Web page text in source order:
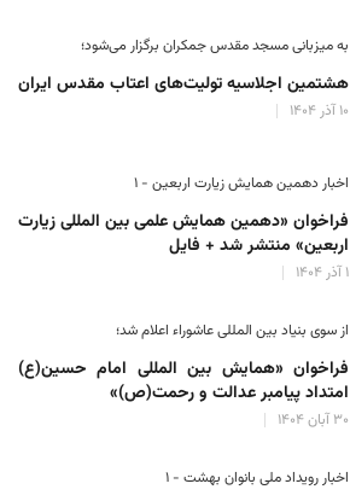
به میزبانی مسجد مقدس جمکران برگزار می‌شود؛
هشتمین اجلاسیه تولیت‌های اعتاب مقدس ایران
۱۰ آذر ۱۴۰۴
اخبار دهمین همایش زیارت اربعین - ۱
فراخوان «دهمین همایش علمی بین المللی زیارت
اربعین» منتشر شد + فایل
۱ آذر ۱۴۰۴
از سوی بنیاد بین المللی عاشوراء اعلام شد؛
فراخوان «همایش بین المللی امام حسین(ع)
امتداد پیامبر عدالت و رحمت(ص)»
۳۰ آبان ۱۴۰۴
اخبار رویداد ملی بانوان بهشت - ۱